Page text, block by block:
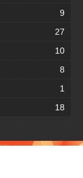
9
27
10
8
1
18